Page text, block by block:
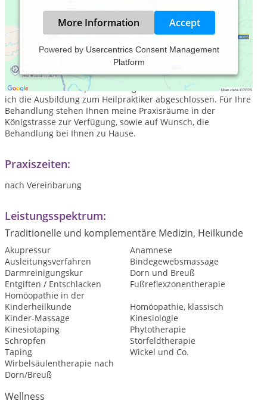
More Information Accept
Powered by Usercentrics Consent Management
Platform
Guten Tag, mein Name ist Melanie Schuhmann. Als
pharmazeutisch-technische Assistentin bin ich seit Jahren in
einer öffentlichen Apotheke tätig. Seit Dezember 2011 habe
ich die Ausbildung zum Heilpraktiker abgeschlossen. Für Ihre
Behandlung stehen Ihnen meine Praxisräume in der
Königstrasse zur Verfügung, sowie auf Wunsch, die
Behandlung bei Ihnen zu Hause.
Praxiszeiten:
nach Vereinbarung
Leistungsspektrum:
Traditionelle und komplementäre Medizin, Heilkunde
Akupressur
Anamnese
Ausleitungsverfahren
Bindegewebsmassage
Darmreinigungskur
Dorn und Breuß
Entgiften / Entschlacken
Fußreflexzonentherapie
Homöopathie in der
Kinderheilkunde
Homöopathie, klassisch
Kinder-Massage
Kinesiologie
Kinesiotaping
Phytotherapie
Schröpfen
Störfeldtherapie
Taping
Wickel und Co.
Wirbelsäulentherapie nach
Dorn/Breuß
Wellness